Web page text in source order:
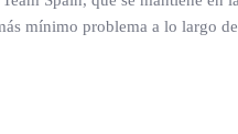
mínimo problema a lo largo